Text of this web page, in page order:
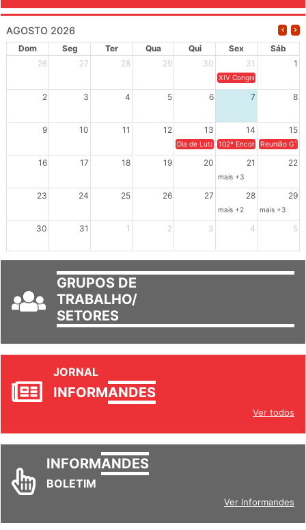
AGOSTO 2026
Dom Seg Ter Qua Qui Sex
Sáb
26
27 28 29 30 31 1
XIV Congresso Brasileiro
2 3 4 5 6 7 8
9 10 11 12 13 14 15
Dia de Luta em Defesa de Cuba e da
102º Encontro da
Reunião
16 17 18 19 20 21 22
mais +3
23 24 25 26 27 28 29
mais +2 mais +3
30 31 1 2 3 4 5
GRUPOS DE
TRABALHO/
SETORES
JORNAL
INFORMANDES
Ver todos
INFORMANDES
BOLETIM
Ver Informandes